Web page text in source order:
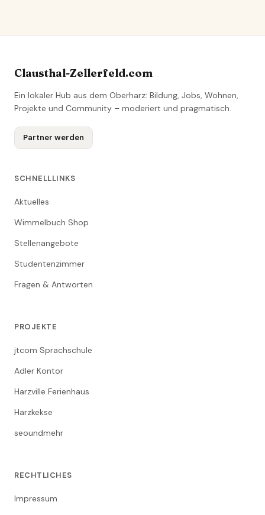
Clausthal-Zellerfeld.com
Ein lokaler Hub aus dem Oberharz: Bildung, Jobs, Wohnen,
Projekte und Community – moderiert und pragmatisch.
Partner werden
SCHNELLLINKS
Aktuelles
Wimmelbuch Shop
Stellenangebote
Studentenzimmer
Fragen & Antworten
PROJEKTE
jtcom Sprachschule
Adler Kontor
Harzville Ferienhaus
Harzkekse
seoundmehr
RECHTLICHES
Impressum